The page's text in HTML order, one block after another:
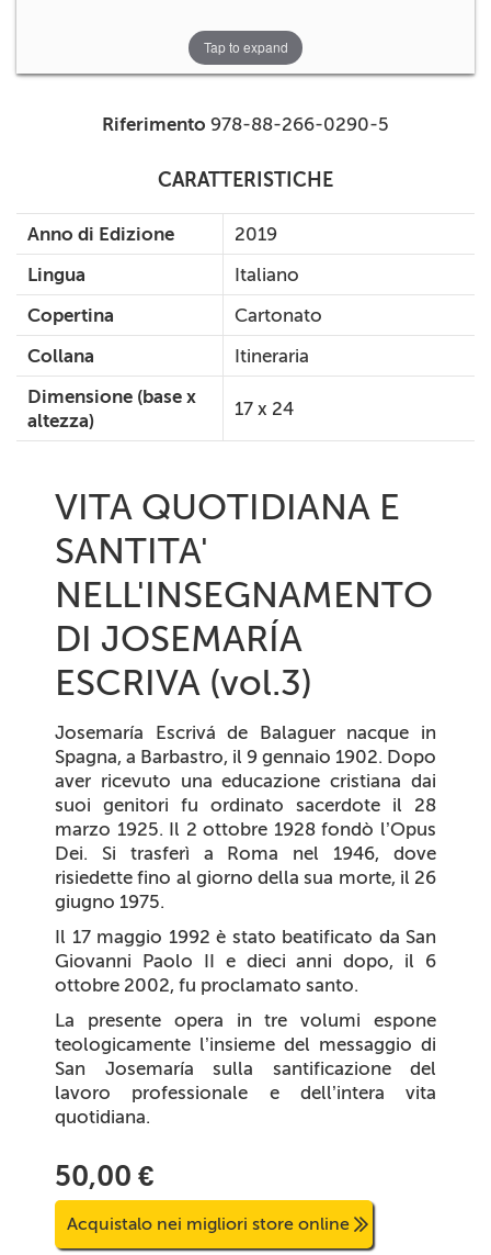
Tap to expand
Riferimento 978-88-266-0290-5
CARATTERISTICHE
Anno di Edizione
2019
Lingua
Italiano
Copertina
Cartonato
Collana
Itineraria
Dimensione (base x
altezza)
17 x 24
VITA QUOTIDIANA E
SANTITA'
NELL'INSEGNAMENTO
DI JOSEMARÍA
ESCRIVA (vol.3)
Josemaría Escrivá de Balaguer nacque in
Spagna, a Barbastro, il 9 gennaio 1902. Dopo
aver ricevuto una educazione cristiana dai
suoi genitori fu ordinato sacerdote il 28
marzo 1925. Il 2 ottobre 1928 fondò l’Opus
Dei. Si trasferì a Roma nel 1946, dove
risiedette fino al giorno della sua morte, il 26
giugno 1975.
Il 17 maggio 1992 è stato beatificato da San
Giovanni Paolo II e dieci anni dopo, il 6
ottobre 2002, fu proclamato santo.
La presente opera in tre volumi espone
teologicamente l’insieme del messaggio di
San Josemaría sulla santificazione del
lavoro professionale e dell’intera vita
quotidiana.
50,00 €
Acquistalo nei migliori store online